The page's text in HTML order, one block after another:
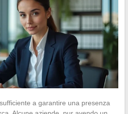
a garantire una presenza